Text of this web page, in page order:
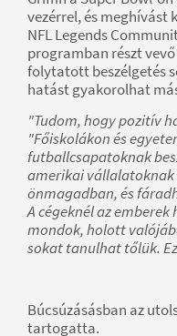
vezérrel, és meghívást
NFL Legends
programban részt
folytatott beszélgetés
hatást gyakorolhat
"Tudom, hogy pozitív
"Főiskolákon és
futballcsapatoknak
amerikai vállalatoknak
önmagadban, és
A cégeknél az
mondok, holott
sokat tanulhat tőlük.
Búcsúzásásban az
tartogatta.